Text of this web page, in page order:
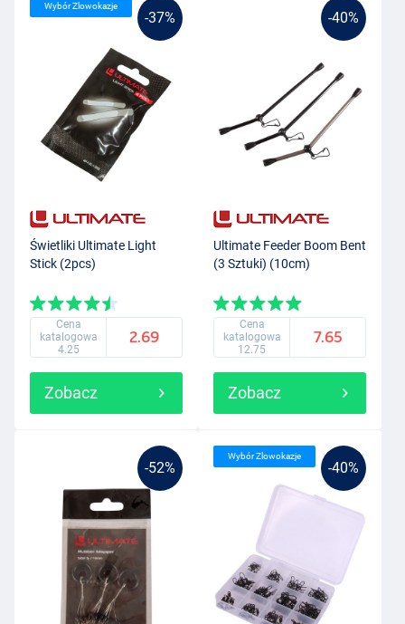
-37%
Wybór Zlowokazje
Świetliki Ultimate Light
Stick (2pcs)
Cena
katalogowa
4.25
2.69
Zobacz
-40%
Ultimate Feeder Boom Bent
(3 Sztuki) (10cm)
Cena
katalogowa
12.75
7.65
Zobacz
-52% -40%
Wybór Zlowokazje